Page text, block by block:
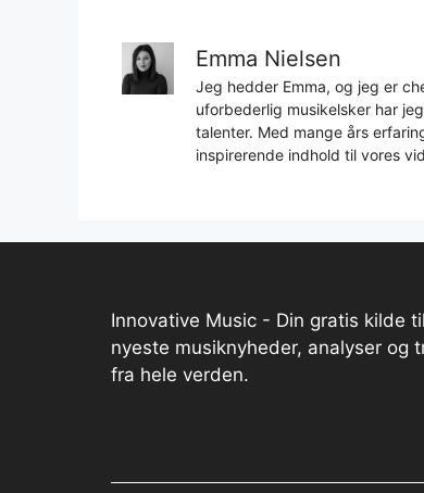
Emma Nielsen
Jeg hedder Emma, og jeg er
uforbederlig musikelsker har
talenter. Med mange års
inspirerende indhold til vores
Innovative Music - Din gratis kilde
nyeste musiknyheder, analyser og
fra hele verden.